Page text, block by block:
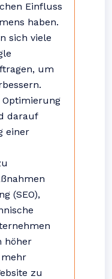
Einfluss
haben.
sich viele
um
Optimierung
darauf
einer
(SEO),
höher
zu